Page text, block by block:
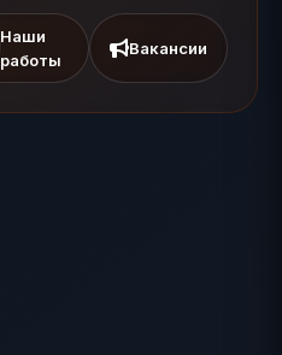
Наши
работы
Вакансии